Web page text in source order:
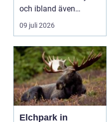
och ibland även
positionera tunga
objekt, so...
09 juli 2026
Elchpark in